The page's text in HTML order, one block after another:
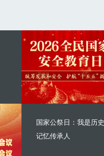
国家公祭日：我是历史
记忆传承人